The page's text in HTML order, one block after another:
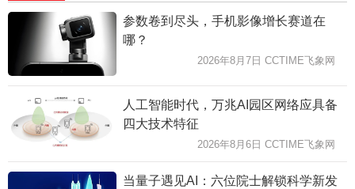
参数卷到尽头，手机影像增长赛道在
哪？
2026年8月7日 CCTIME飞象网
人工智能时代，万兆AI园区网络应具备
四大技术特征
2026年8月6日 CCTIME飞象网
当量子遇见AI：六位院士解锁科学新发